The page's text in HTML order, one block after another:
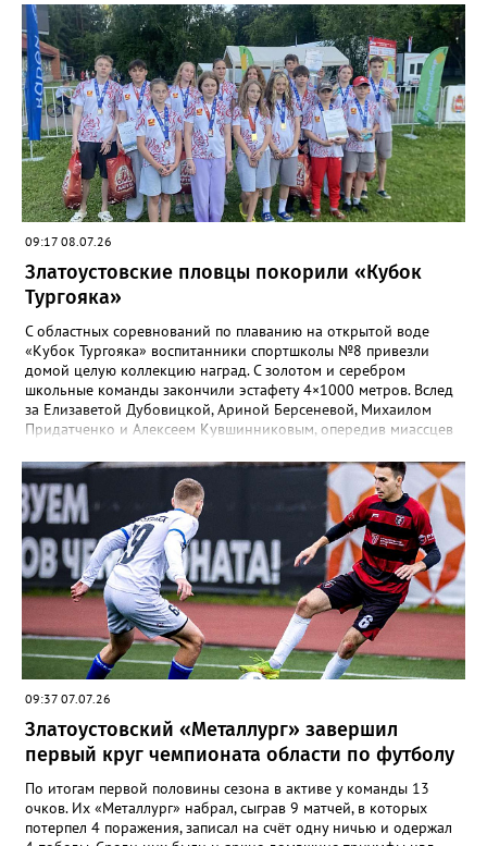
экспедициями и тренировками старшие «Горные стрелки»
финишировали вторыми, а их товарищи из средней группы –
третьими. В соревновательной программе были и визитка, и
видеоролик, а также викторина, конкурс музейных
экспотнатов и «профессиональный» этап под названием
«Эксгумация. Документирование работ», где средняя группа
лидировала, а старшие взяли бронзу. Всего «Горные стрелки»
привезли 13 наград разного достоинства. В средней группе
представители отряда стали вице-чемпионами, в старшей –
замкнули тройку лучших.
09:17 08.07.26
Златоустовские пловцы покорили «Кубок
Тургояка»
С областных соревнований по плаванию на открытой воде
«Кубок Тургояка» воспитанники спортшколы №8 привезли
домой целую коллекцию наград. С золотом и серебром
школьные команды закончили эстафету 4×1000 метров. Вслед
за Елизаветой Дубовицкой, Ариной Берсеневой, Михаилом
Придатченко и Алексеем Кувшинниковым, опередив миассцев
Анастасия Лущикова, Дмитрий Векшин и Макар Смирнов.
Золото на тысяче метрах среди девушек 14–16 лет забрала
Арина Берсенева, чуть отстала от неё Софья Новикова. На трёх
тысячах метров с выбыванием среди юношей первым стал
Ярослав Верещагин, третьим — Михаил Придатченко. А в
заплыве на три тысячи 3000 метров пьедестал оказался
полностью златоустовским. На него поднялись Софья
Колесникова, Арина Берсенева и Елизавета Дубовицкая. Всего
в «Кубке Тургояка» на старт вышли 155 спортсменов из
Златоуста, Миасса, Челябинска, Пласта и Южноуральска.
09:37 07.07.26
Златоустовский «Металлург» завершил
первый круг чемпионата области по футболу
По итогам первой половины сезона в активе у команды 13
очков. Их «Металлург» набрал, сыграв 9 матчей, в которых
потерпел 4 поражения, записал на счёт одну ничью и одержал